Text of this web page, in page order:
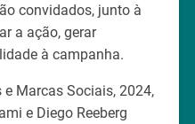
convidados, junto à
a ação, gerar
à campanha.
e Marcas Sociais, 2024,
e Diego Reeberg